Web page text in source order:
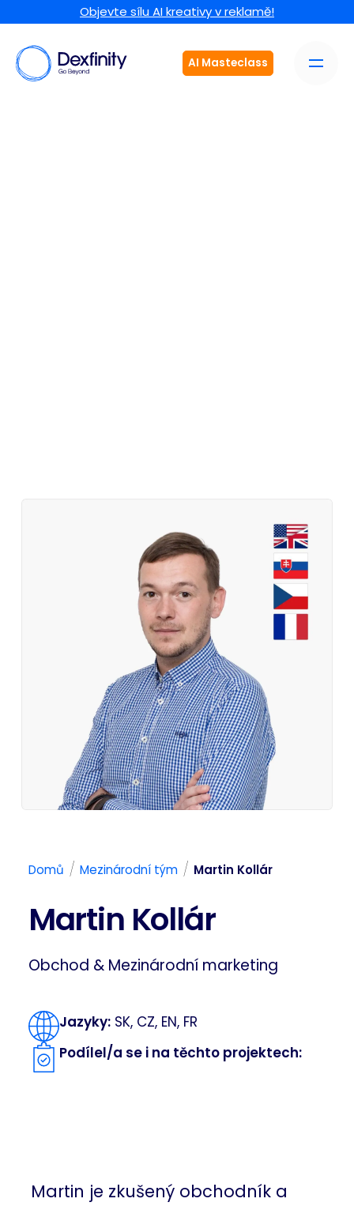
Objevte sílu AI kreativy v reklamě!
AI Masteclass
Domů / Mezinárodní tým / Martin Kollár
Martin Kollár
Obchod & Mezinárodní marketing
Jazyky:SK, CZ, EN, FR
Podílel/a se i na těchto projektech:
Martin je zkušený obchodník a